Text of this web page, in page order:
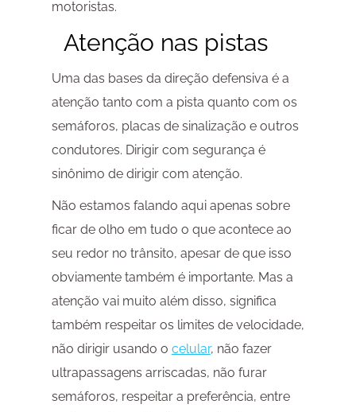
motoristas.
Atenção nas pistas
Uma das bases da direção defensiva é a
atenção tanto com a pista quanto com os
semáforos, placas de sinalização e outros
condutores. Dirigir com segurança é
sinônimo de dirigir com atenção.
Não estamos falando aqui apenas sobre
ficar de olho em tudo o que acontece ao
seu redor no trânsito, apesar de que isso
obviamente também é importante. Mas a
atenção vai muito além disso, significa
também respeitar os limites de velocidade,
não dirigir usando o celular, não fazer
ultrapassagens arriscadas, não furar
semáforos, respeitar a preferência, entre